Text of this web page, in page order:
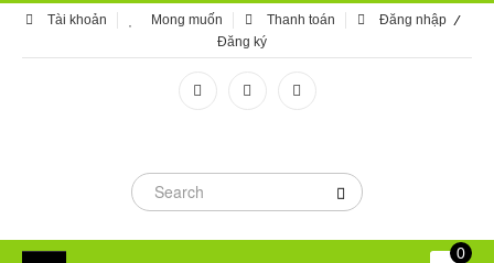
Tài khoản Mong muốn Thanh toán
Đăng nhập
Đăng ký
0